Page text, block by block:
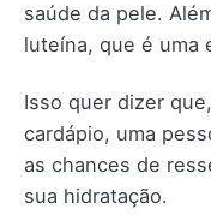
saúde da pele.
luteína, que é uma
Isso quer dizer
cardápio, uma
as chances de
sua hidratação.